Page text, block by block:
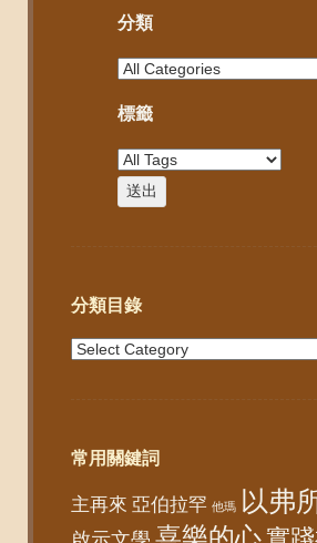
分類
標籤
分類目錄
常用關鍵詞
主再來 亞伯拉罕 他瑪 以弗